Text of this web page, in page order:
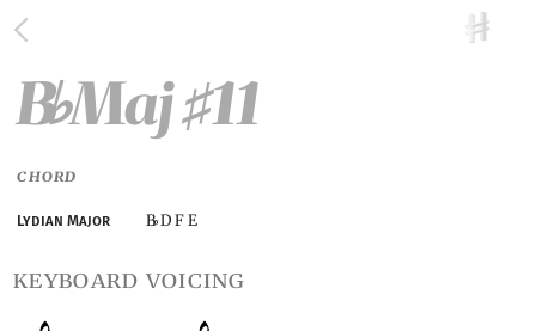
B♭Maj♯11
CHORD
Lydian Major B♭D F E
keyboard voicing